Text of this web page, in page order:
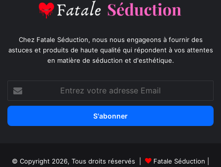
Chez Fatale Séduction, nous nous engageons à fournir des
astuces et produits de haute qualité qui répondent à vos attentes
en matière de séduction et d'esthétique.
votre
adresse
© Copyright 2026, Tous droits réservés | Fatale Séduction